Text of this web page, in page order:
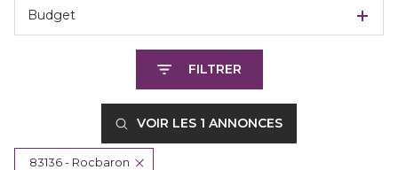
Budget
FILTRER
VOIR LES 1 ANNONCES
83136 - Rocbaron